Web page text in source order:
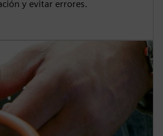
y evitar errores.